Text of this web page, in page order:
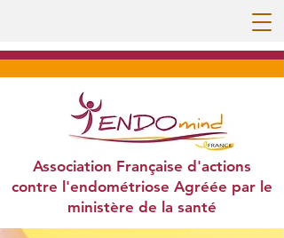
Association Française d'actions
contre l'endométriose Agréée par le
ministère de la santé